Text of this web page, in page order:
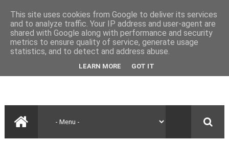
This site uses cookies from Google to deliver its services
and to analyze traffic. Your IP address and user-agent are
shared with Google along with performance and security
metrics to ensure quality of service, generate usage
statistics, and to detect and address abuse.
LEARN MORE GOT IT